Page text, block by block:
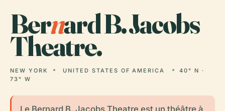
Bernard B. Jacobs
Theatre.
NEW YORK UNITED STATES OF AMERICA
40° N ·
73° W
Le Bernard B. Jacobs Theatre est un théâtre à